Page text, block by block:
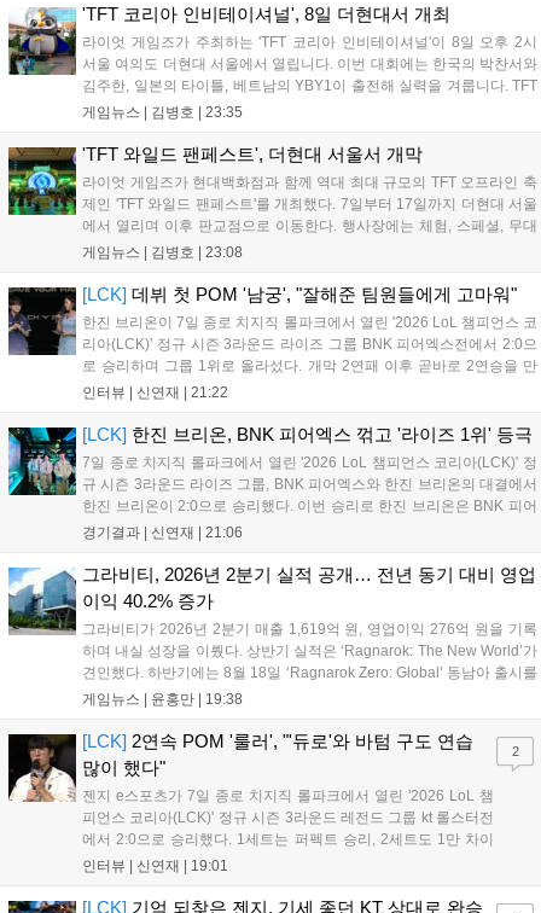
대폭 상승하는 성과를 냈습니다. 오는 10월 필리핀 마닐라에서 총상금
11만 달러 규모의 제4회 FWC 그랜드 파이널이 개최될 예정이며, 위메
이드커넥트는 이를 통해 커뮤니티 중심의 장기 성장 모델을 지속할 방침
입니다....
'TFT 코리아 인비테이셔널', 8일 더현대서 개최
라이엇 게임즈가 주최하는 'TFT 코리아 인비테이셔널'이 8일 오후 2시
서울 여의도 더현대 서울에서 열립니다. 이번 대회에는 한국의 박찬서와
김주한, 일본의 타이틀, 베트남의 YBY1이 출전해 실력을 겨룹니다. TFT
는 소속팀 없이 개인 자격으로 참가하는 독특한 대회 구조를 가지며, 누
17일까지 이어지는 이번 행사는 신규 세트 체험과 공연 등 다양한 즐길
거리를 제공하며, 이후 현대백화점 판교점에서도 행사가 이어질 예정입
니다. 연말에는 라스베이거스 오픈이 개최됩니다....
게임뉴스 | 김병호 23:35
'TFT 와일드 팬페스트', 더현대 서울서 개막
라이엇 게임즈가 현대백화점과 함께 역대 최대 규모의 TFT 오프라인 축
제인 'TFT 와일드 팬페스트'를 개최했다. 7일부터 17일까지 더현대 서울
에서 열리며 이후 판교점으로 이동한다. 행사장에는 체험, 스페셜, 무대
존이 마련됐으며 8일 오후 2시 인비테이셔널, 15일 오후 2시 스트리머
다. 사전 예약은 조기 마감될 만큼 큰 인기를 끌고 있다....
게임뉴스 | 김병호 23:08
[LCK] 데뷔 첫 POM '남궁', "잘해준 팀원들에게 고마워"
한진 브리온이 7일 종로 치지직 롤파크에서 열린 '2026 LoL 챔피언스 코
리아(LCK)' 정규 시즌 3라운드 라이즈 그룹 BNK 피어엑스전에서 2:0으
로 승리하며 그룹 1위로 올라섰다. 개막 2연패 이후 곧바로 2연승을 만
들어내면서 이어질 4라운드에 대한 기대감을 올렸다. 다음은 이날 데뷔
인터뷰 | 신연재 21:22
[LCK] 한진 브리온, BNK 피어엑스 꺾고 '라이즈 1위' 등극
7일 종로 치지직 롤파크에서 열린 '2026 LoL 챔피언스 코리아(LCK)' 정
규 시즌 3라운드 라이즈 그룹, BNK 피어엑스와 한진 브리온의 대결에서
한진 브리온이 2:0으로 승리했다. 이번 승리로 한진 브리온은 BNK 피어
엑스를 제치고 라이즈 그룹 1위로 올라섰다. 1세트, 한진 브리온이 '로머'
경기결과 | 신연재 21:06
그라비티, 2026년 2분기 실적 공개… 전년 동기 대비 영업
이익 40.2% 증가
그라비티가 2026년 2분기 매출 1,619억 원, 영업이익 276억 원을 기록
하며 내실 성장을 이뤘다. 상반기 실적은 ‘Ragnarok: The New World’가
견인했다. 하반기에는 8월 18일 ‘Ragnarok Zero: Global’ 동남아 출시를
시작으로 9월 3일 ‘달려라 헤베레케 EX’, 9월 22일 ‘갈바테인’ 등 다양한
이’ 출시가 예정돼 있으며, 2027년에는 ‘Ragnarok 3’ 등 대작을 글로벌
출시할 계획이다. 그라비티는 조인트벤처 설립과 라그나로크 에코 시스
템 구축을 통해 신성장 동력을 확보할 방침이다....
게임뉴스 | 윤홍만 19:38
[LCK] 2연속 POM '룰러', "'듀로'와 바텀 구도 연습
많이 했다"
젠지 e스포츠가 7일 종로 치지직 롤파크에서 열린 '2026 LoL 챔
피언스 코리아(LCK)' 정규 시즌 3라운드 레전드 그룹 kt 롤스터전
에서 2:0으로 승리했다. 1세트는 퍼펙트 승리, 2세트도 1만 차이
를 벌리며 25분 만에 승리하면서 말 그대로 압도적인 경기력을 선
하며 POM에 선정됐...
인터뷰 | 신연재 19:01
2
[LCK] 기억 되찾은 젠지, 기세 좋던 KT 상대로 완승